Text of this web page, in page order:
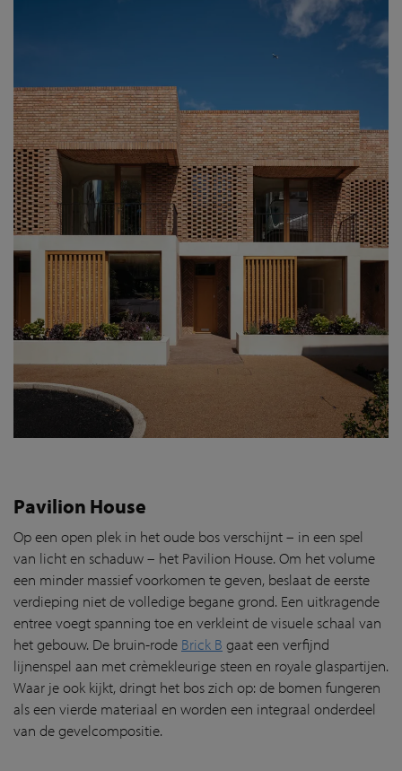
Pavilion House
Op een open plek in het oude bos verschijnt – in een spel
van licht en schaduw – het Pavilion House. Om het volume
een minder massief voorkomen te geven, beslaat de eerste
verdieping niet de volledige begane grond. Een uitkragende
entree voegt spanning toe en verkleint de visuele schaal van
het gebouw. De bruin-rode Brick B gaat een verfijnd
lijnenspel aan met crèmekleurige steen en royale glaspartijen.
Waar je ook kijkt, dringt het bos zich op: de bomen fungeren
als een vierde materiaal en worden een integraal onderdeel
van de gevelcompositie.